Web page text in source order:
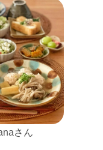
さん